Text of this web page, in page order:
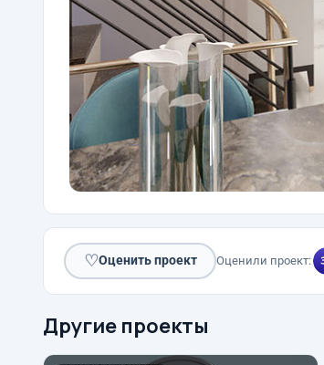
♡Оценить проект Оценили проект:
Другие проекты